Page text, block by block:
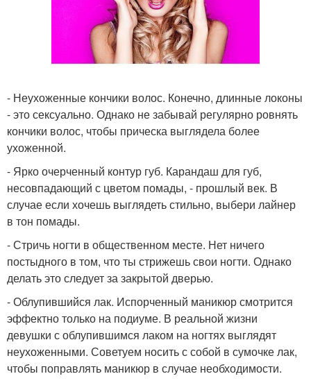
- Неухоженные кончики волос. Конечно, длинные локоны
- это сексуально. Однако не забывай регулярно ровнять
кончики волос, чтобы прическа выглядела более
ухоженной.
- Ярко очерченный контур губ. Карандаш для губ,
несовпадающий с цветом помады, - прошлый век. В
случае если хочешь выглядеть стильно, выбери лайнер
в тон помады.
- Стричь ногти в общественном месте. Нет ничего
постыдного в том, что ты стрижешь свои ногти. Однако
делать это следует за закрытой дверью.
- Облупившийся лак. Испорченный маникюр смотрится
эффектно только на подиуме. В реальной жизни
девушки с облупившимся лаком на ногтях выглядят
неухоженными. Советуем носить с собой в сумочке лак,
чтобы поправлять маникюр в случае необходимости.